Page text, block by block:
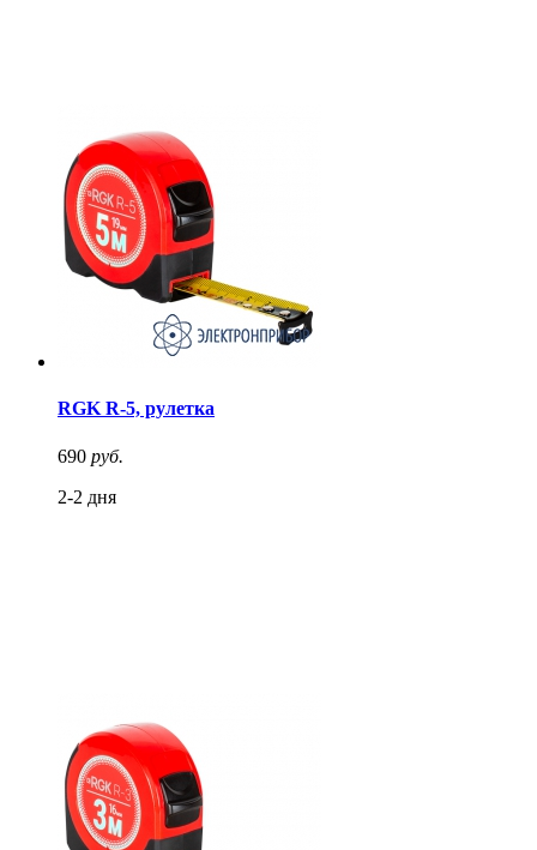
RGK R-5, рулетка
690 руб.
2-2 дня